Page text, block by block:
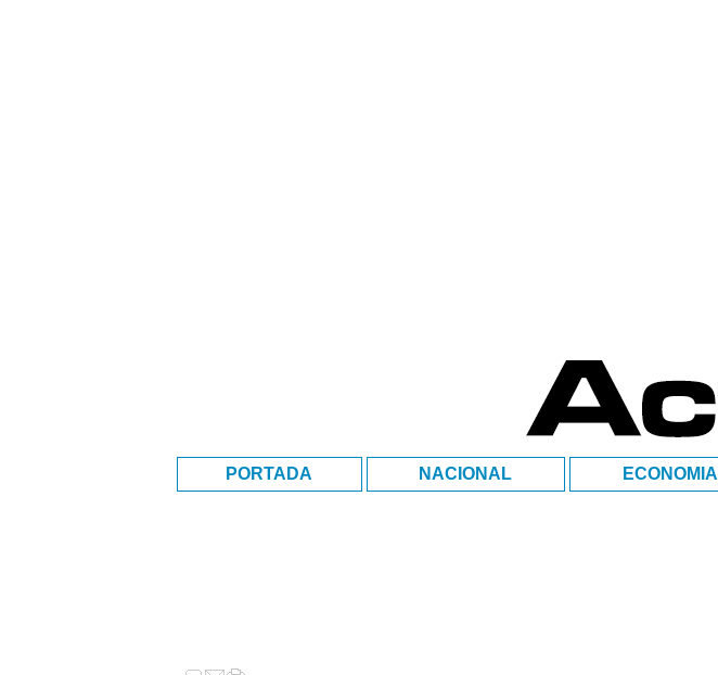
PORTADA NACIONAL ECONOMIA